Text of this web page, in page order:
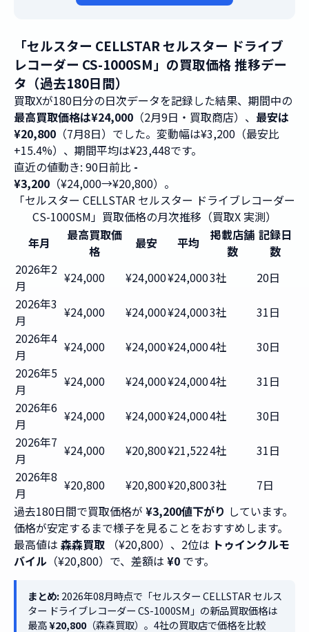
「セルスター CELLSTAR セルスター ドライブ
レコーダー CS-1000SM」の買取価格 推移デー
タ（過去180日間）
買取Xが180日分の日次データを記録した結果、期間中の
最高買取価格は¥24,000 （2月9日・買取商店）、 最安は
¥20,800 （7月8日）でした。変動幅は¥3,200（最安比
+15.4%）、期間平均は¥23,448です。
直近の値動き: 90日前比 -
¥3,200 （¥24,000→¥20,800）。
「セルスター CELLSTAR セルスター ドライブレコーダー
CS-1000SM」買取価格の月次推移（買取X 実測）
年月
最高買取価
格
最安 平均
掲載店舗
数
記録日
数
2026年2
月
¥24,000 ¥24,000¥24,0003社
20日
2026年3
月
¥24,000 ¥24,000¥24,0003社
31日
2026年4
月
¥24,000 ¥24,000¥24,0004社
30日
2026年5
月
¥24,000 ¥24,000¥24,0004社
31日
2026年6
月
¥24,000 ¥24,000¥24,0004社
30日
2026年7
月
¥24,000 ¥20,800¥21,5224社
31日
2026年8
月
¥20,800 ¥20,800¥20,8003社
7日
過去180日間で買取価格が ¥3,200値下がり しています。
価格が安定するまで様子を見ることをおすすめします。
最高値は 森森買取 （¥20,800）、2位は トゥインクルモ
バイル （¥20,800）で、差額は ¥0 です。
まとめ:2026年08月時点で「セルスター CELLSTAR セルス
ター ドライブレコーダー CS-1000SM」の新品買取価格は
最高¥20,800（森森買取）。4社の買取店で価格を比較